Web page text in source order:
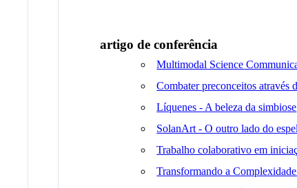
artigo de conferência
Multimodal Science
Combater preconceitos através
Líquenes - A beleza da simbiose
SolanArt - O outro lado do
Trabalho colaborativo em
Transformando a